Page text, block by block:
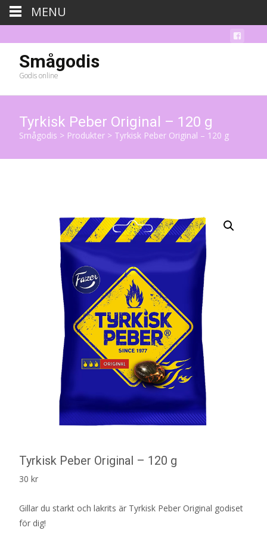
Smågodis
Godis online
Tyrkisk Peber Original – 120 g
Smågodis > Produkter > Tyrkisk Peber Original – 120 g
Tyrkisk Peber Original – 120 g
30 kr
Gillar du starkt och lakrits är Tyrkisk Peber Original godiset
för dig!
MENU